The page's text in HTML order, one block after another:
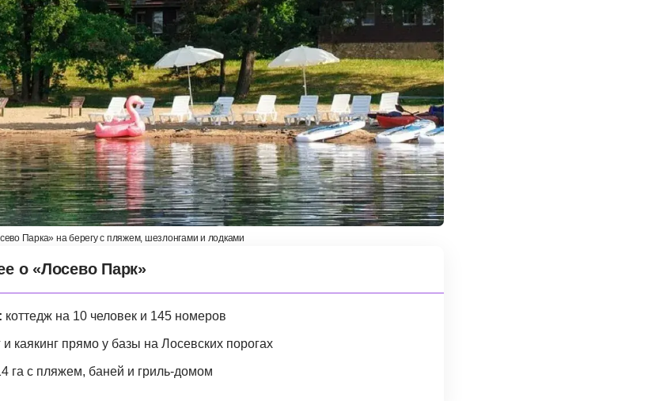
Парка» на берегу с пляжем, шезлонгами и лодками
о «Лосево Парк»
коттедж на 10 человек и 145 номеров
и каякинг прямо у базы на Лосевских порогах
га с пляжем, баней и гриль-домом